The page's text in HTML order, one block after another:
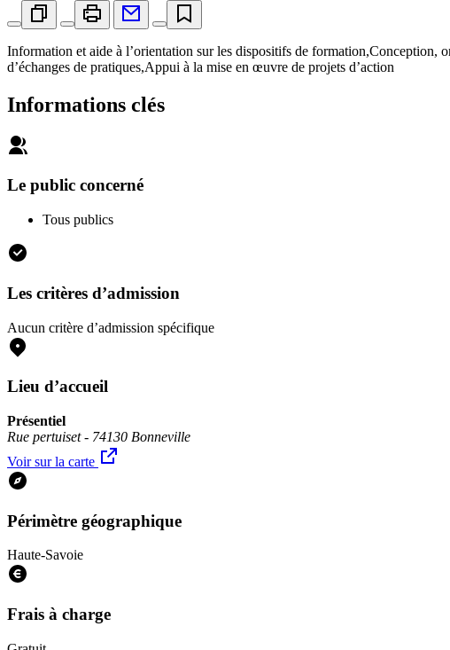
Information et aide à l’orientation sur les dispositifs de formation,Conception,
d’échanges de pratiques,Appui à la mise en œuvre de projets d’action
Informations clés
Le public concerné
Tous publics
Les critères d’admission
Aucun critère d’admission spécifique
Lieu d’accueil
Présentiel
Rue pertuiset - 74130 Bonneville
Voir sur la carte
Périmètre géographique
Haute-Savoie
Frais à charge